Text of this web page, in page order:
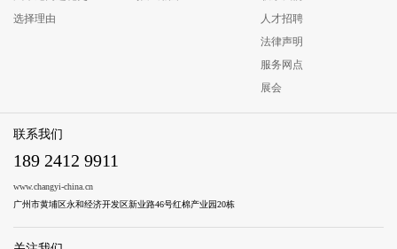
选择理由
人才招聘
法律声明
服务网点
展会
联系我们
189 2412 9911
www.changyi-china.cn
广州市黄埔区永和经济开发区新业路46号红棉产业园20栋